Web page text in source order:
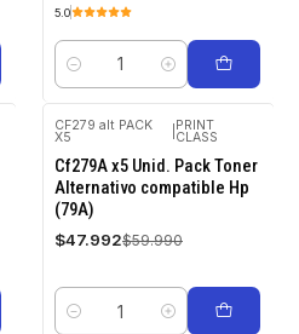
5.0
Cantidad
OFF
CF279 alt PACK
X5
PRINT
CLASS
Cf279A x5 Unid. Pack Toner
Alternativo compatible Hp
(79A)
$47.992$59.990
Cantidad